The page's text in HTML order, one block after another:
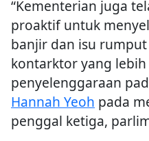
“Kementerian juga
proaktif untuk
banjir dan isu
kontarktor yang
penyelenggaraan
Hannah Yeoh pada
penggal ketiga,